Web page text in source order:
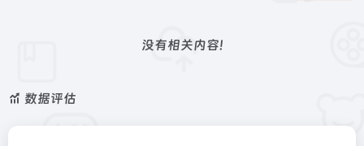
没有相关内容!
数据评估